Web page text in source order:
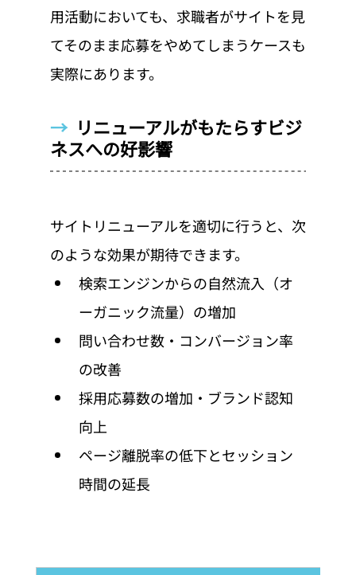
用活動においても、求職者がサイトを見
てそのまま応募をやめてしまうケースも
実際にあります。
→ リニューアルがもたらすビジ
ネスへの好影響
サイトリニューアルを適切に行うと、次
のような効果が期待できます。
検索エンジンからの自然流入（オ
ーガニック流量）の増加
問い合わせ数・コンバージョン率
の改善
採用応募数の増加・ブランド認知
向上
ページ離脱率の低下とセッション
時間の延長